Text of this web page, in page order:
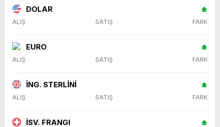
DOLAR
ALIŞ SATIŞ FARK
EURO
ALIŞ SATIŞ FARK
İNG. STERLİNİ
ALIŞ SATIŞ FARK
İSV. FRANGI